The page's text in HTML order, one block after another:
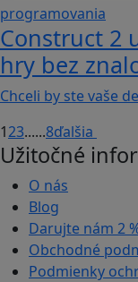
Construct 2
hry bez
Chceli by ste vaše
123......8ďalšia
Užitočné
O nás
Blog
Darujte nám 2
Obchodné
Podmienky